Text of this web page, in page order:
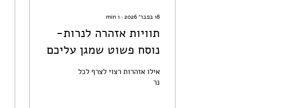
18 בפבר׳ 2026 ∙
1
min
תוויות אזהרה לנרות-
נוסח פשוט שמגן עליכם
אילו אזהרות רצוי לצרף לכל
נר